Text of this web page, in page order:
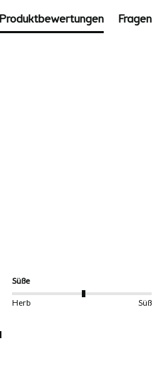
Produktbewertungen Fragen
Süße
Herb Süß